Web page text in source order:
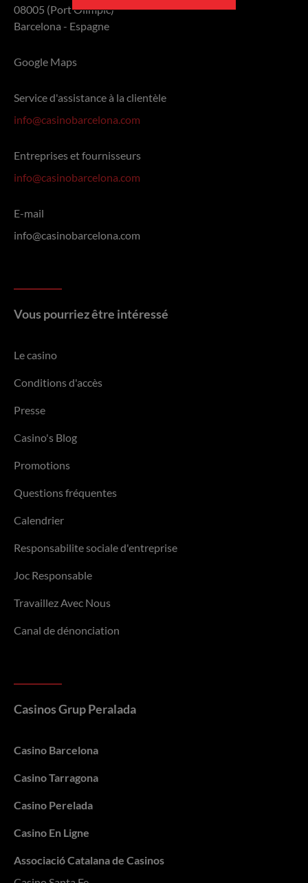
08005 (Port Olímpic)
Barcelona - Espagne
Google Maps
Service d'assistance à la clientèle
info@casinobarcelona.com
Entreprises et fournisseurs
info@casinobarcelona.com
E-mail
info@casinobarcelona.com
Vous pourriez être intéressé
Le casino
Conditions d'accès
Presse
Casino's Blog
Promotions
Questions fréquentes
Calendrier
Responsabilite sociale d'entreprise
Joc Responsable
Travaillez Avec Nous
Canal de dénonciation
Casinos Grup Peralada
Casino Barcelona
Casino Tarragona
Casino Perelada
Casino En Ligne
Associació Catalana de Casinos